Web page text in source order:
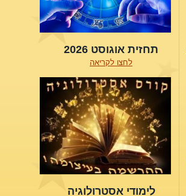
תחזית אוגוסט 2026
לחצו לקריאה
לימודי אסטרולוגיה